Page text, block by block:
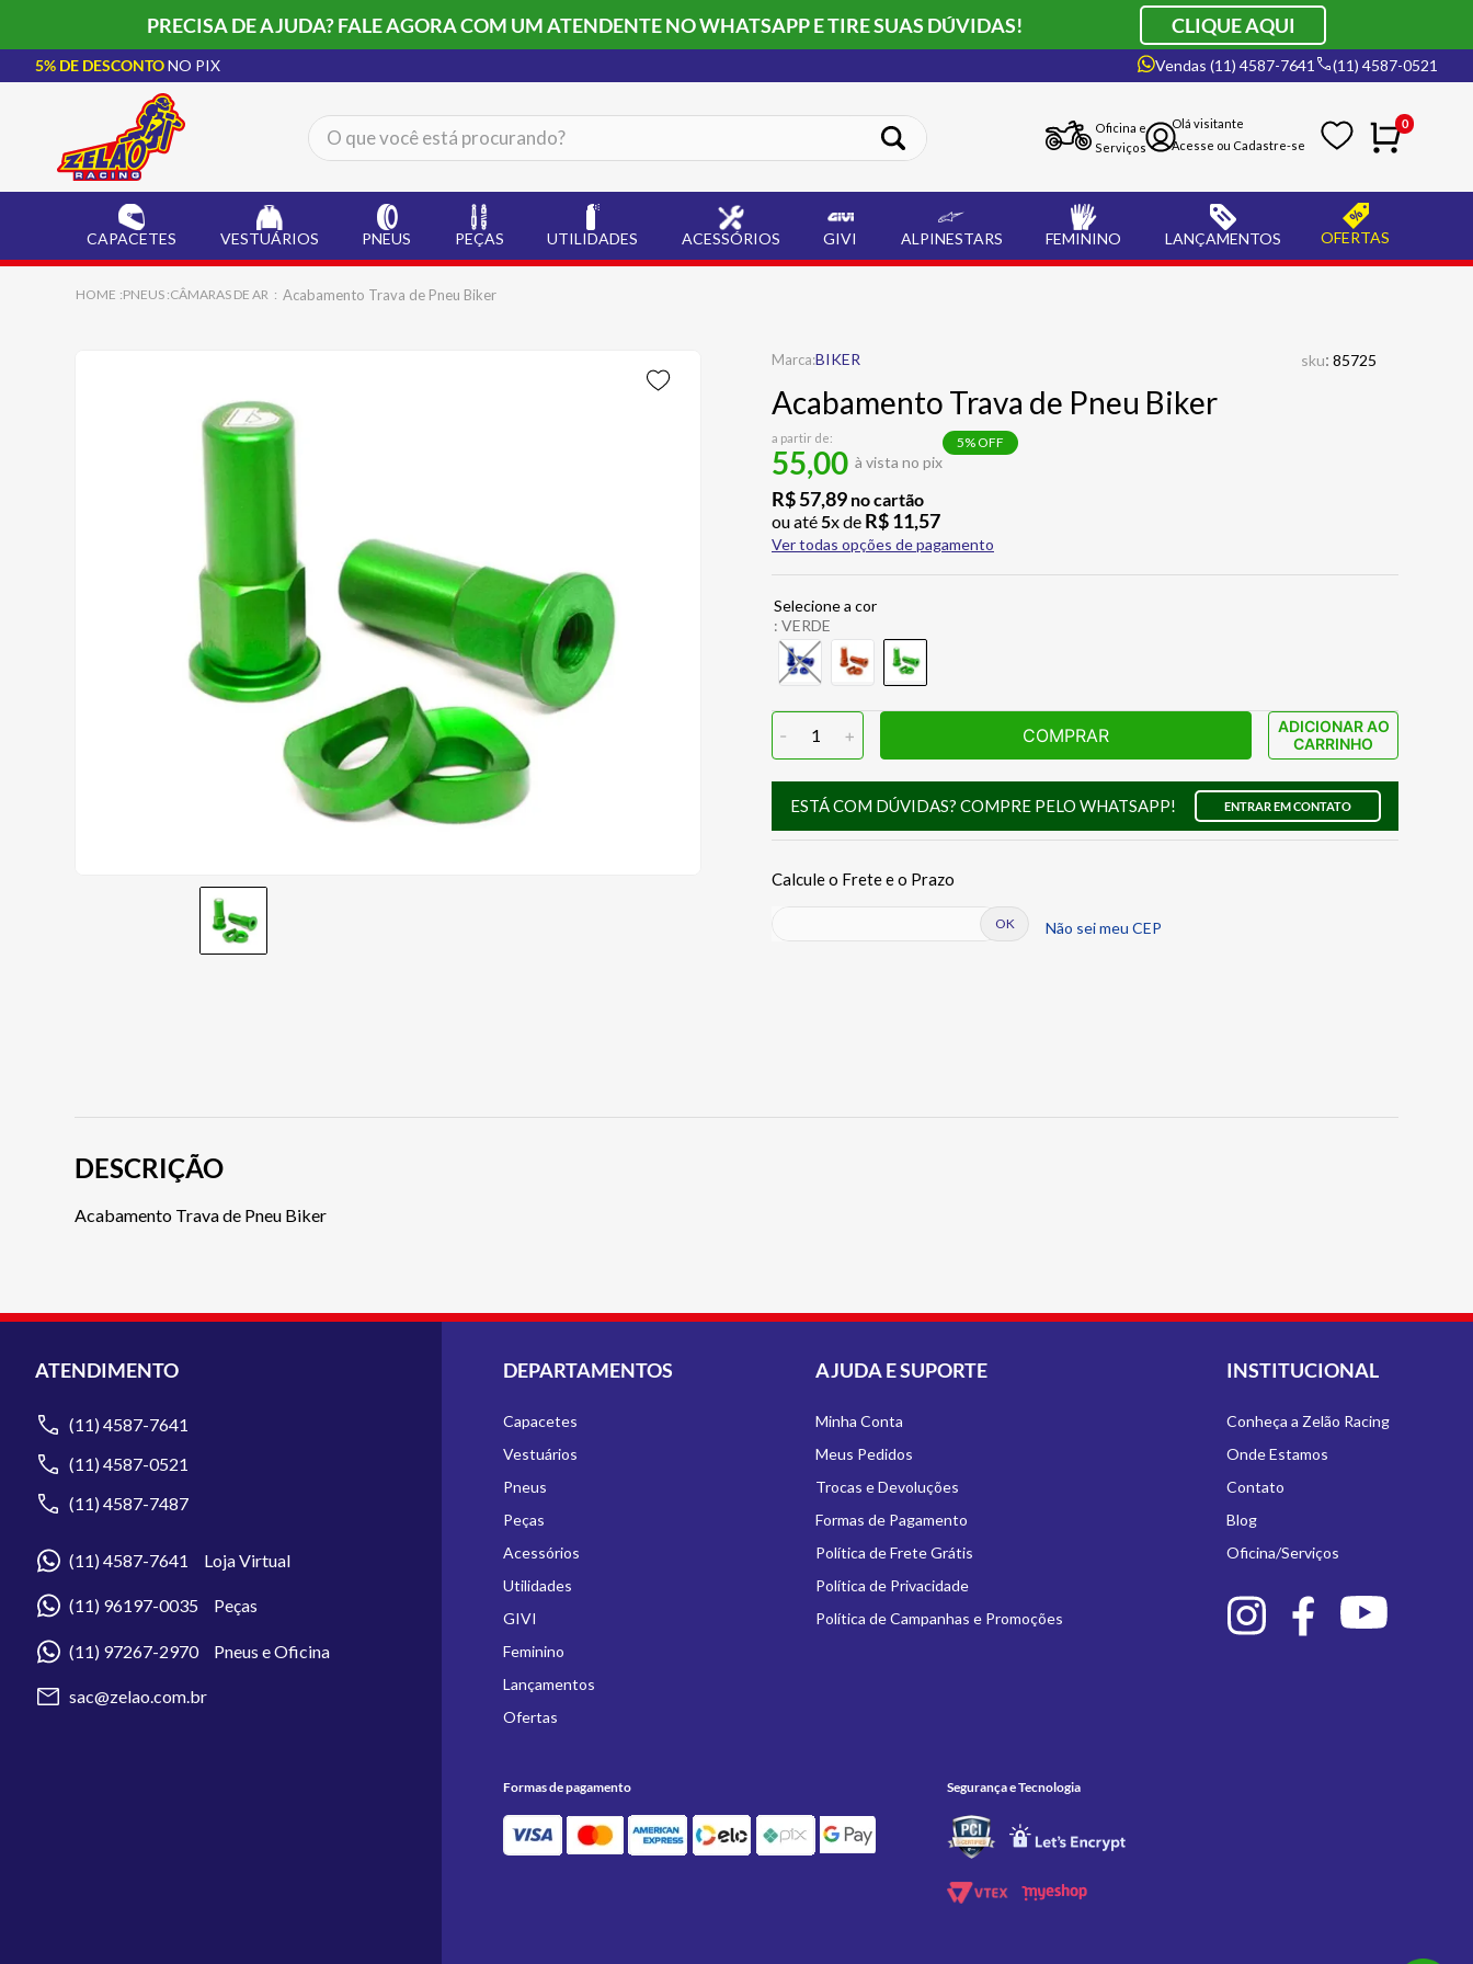
PRECISA DE AJUDA? FALE AGORA COM UM ATENDENTE NO WHATSAPP E TIRE SUAS DÚVIDAS! CLIQUE AQUI
5% DE DESCONTONO PIX Vendas (11) 4587-7641 (11) 4587-0521
O que você está procurando?
Oficina e
Serviços
0
CAPACETES VESTUÁRIOS PNEUS PEÇAS UTILIDADES ACESSÓRIOS GIVI ALPINESTARS FEMININO LANÇAMENTOS OFERTAS
PNEUS CÂMARAS DE AR Acabamento Trava de Pneu Biker
BIKER sku: 85725
Acabamento Trava de Pneu Biker
a partir de:
55,00 à vista no pix
5% OFF
R$57,89 no cartão
ou até 5x de R$11,57
Ver todas opções de pagamento
: VERDE
- 1 + COMPRAR
ADICIONAR AO
CARRINHO
ESTÁ COM DÚVIDAS? COMPRE PELO WHATSAPP! ENTRAR EM CONTATO
Não sei meu CEP
DESCRIÇÃO
Acabamento Trava de Pneu Biker
ATENDIMENTO
(11) 4587-7641
(11) 4587-0521
(11) 4587-7487
(11) 4587-7641 Loja Virtual
(11) 96197-0035 Peças
(11) 97267-2970 Pneus e Oficina
sac@zelao.com.br
DEPARTAMENTOS
Capacetes
Vestuários
Pneus
Peças
Acessórios
Utilidades
GIVI
Feminino
Lançamentos
Ofertas
AJUDA E SUPORTE
Minha Conta
Meus Pedidos
Trocas e Devoluções
Formas de Pagamento
Política de Frete Grátis
Política de Privacidade
Política de Campanhas e Promoções
INSTITUCIONAL
Conheça a Zelão Racing
Onde Estamos
Contato
Blog
Oficina/Serviços
Formas de pagamento Segurança e Tecnologia
CAPACETE LS2
2º BOTA
3º JAQUETA
6º ALPINESTAR
BAU
BOTAS